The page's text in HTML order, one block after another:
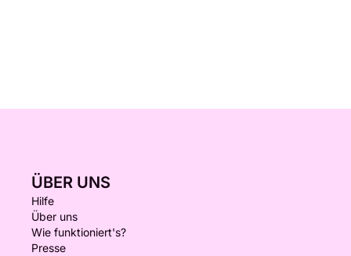
ÜBER UNS
Hilfe
Über uns
Wie funktioniert's?
Presse